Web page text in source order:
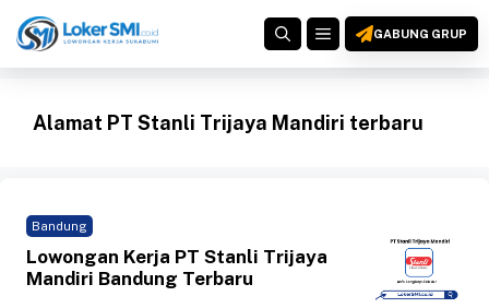
ke
MENUGABUNG GRUP
Alamat PT Stanli Trijaya Mandiri terbaru
Bandung
Lowongan Kerja PT Stanli Trijaya
Mandiri Bandung Terbaru